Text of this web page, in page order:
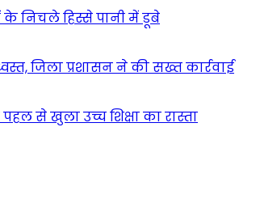
के निचले हिस्से पानी में डूबे
जिला प्रशासन ने की सख्त कार्रवाई
से खुला उच्च शिक्षा का रास्ता